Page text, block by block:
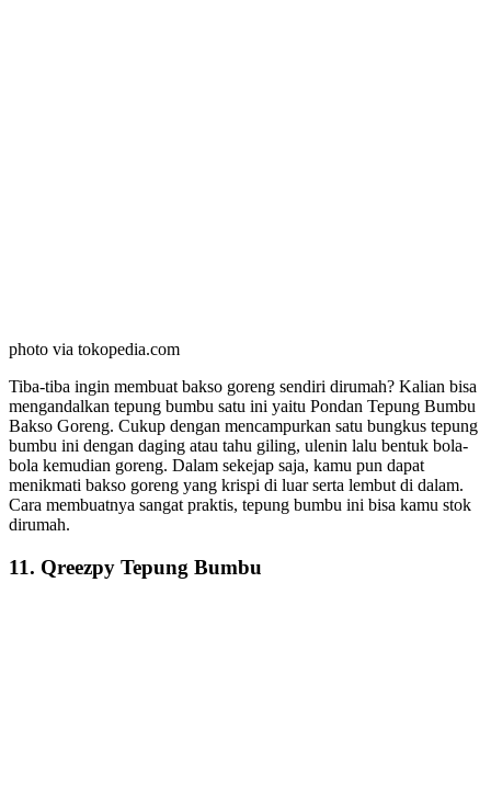
photo via tokopedia.com
Tiba-tiba ingin membuat bakso goreng sendiri dirumah? Kalian bisa
mengandalkan tepung bumbu satu ini yaitu Pondan Tepung Bumbu
Bakso Goreng. Cukup dengan mencampurkan satu bungkus tepung
bumbu ini dengan daging atau tahu giling, ulenin lalu bentuk bola-
bola kemudian goreng. Dalam sekejap saja, kamu pun dapat
menikmati bakso goreng yang krispi di luar serta lembut di dalam.
Cara membuatnya sangat praktis, tepung bumbu ini bisa kamu stok
dirumah.
11. Qreezpy Tepung Bumbu